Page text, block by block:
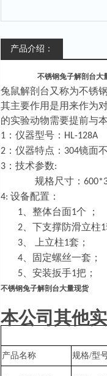
产品介绍：
不锈钢兔子解剖台大
兔鼠解剖台又称为不锈
其主要作用是用来作为
的实验动物需要提前与
1 ：仪器型号： HL-128A
2 ：仪器特点： 304镜面
3 ：技术参数:
规格尺寸：
4: 设备配置：
1、 整体台面1个 ；
2、 下支撑防滑立柱1
3、 上立柱1套 ；
4、 固定螺丝一套 ；
5、 安装扳手1把 ；
不锈钢兔子解剖台大量现货
本公司其他
产品名称 规格/型